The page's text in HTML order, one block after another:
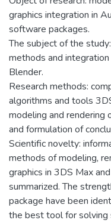
graphics integration in
software packages.
The subject of the
methods and
Blender.
Research methods:
algorithms and tools
modeling and rendering
and formulation of
Scientific novelty:
methods of modeling,
graphics in 3DS Max
summarized. The
package have been
the best tool for solving